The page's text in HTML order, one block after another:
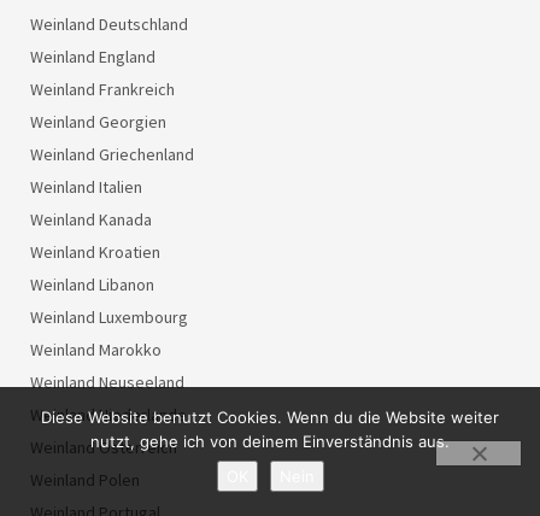
Weinland Deutschland
Weinland England
Weinland Frankreich
Weinland Georgien
Weinland Griechenland
Weinland Italien
Weinland Kanada
Weinland Kroatien
Weinland Libanon
Weinland Luxembourg
Weinland Marokko
Weinland Neuseeland
Weinland Niederlande
Weinland Österreich
Weinland Polen
Diese Website benutzt Cookies. Wenn du die Website weiter
nutzt, gehe ich von deinem Einverständnis aus.